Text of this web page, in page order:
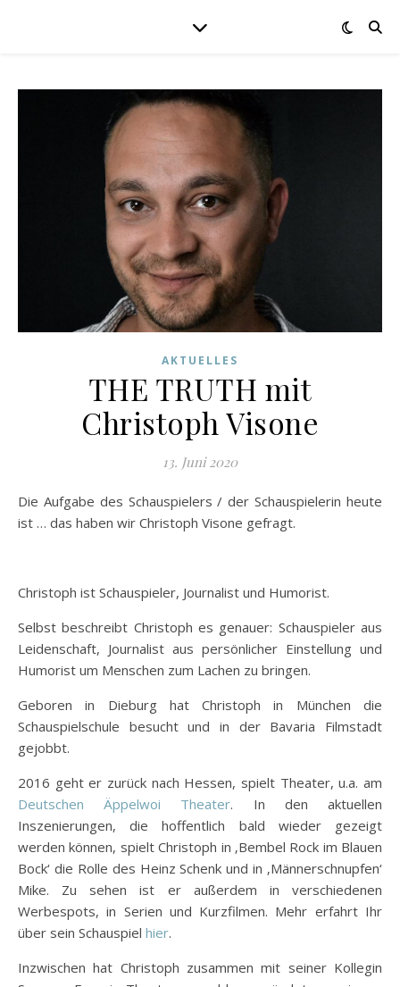
AKTUELLES
THE TRUTH mit
Christoph Visone
13. Juni 2020
Die Aufgabe des Schauspielers / der Schauspielerin heute
ist … das haben wir Christoph Visone gefragt.
Christoph ist Schauspieler, Journalist und Humorist.
Selbst beschreibt Christoph es genauer: Schauspieler aus
Leidenschaft, Journalist aus persönlicher Einstellung und
Humorist um Menschen zum Lachen zu bringen.
Geboren in Dieburg hat Christoph in München die
Schauspielschule besucht und in der Bavaria Filmstadt
gejobbt.
2016 geht er zurück nach Hessen, spielt Theater, u.a. am
Deutschen Äppelwoi Theater. In den aktuellen
Inszenierungen, die hoffentlich bald wieder gezeigt
werden können, spielt Christoph in ‚Bembel Rock im Blauen
Bock‘ die Rolle des Heinz Schenk und in ‚Männerschnupfen‘
Mike. Zu sehen ist er außerdem in verschiedenen
Werbespots, in Serien und Kurzfilmen. Mehr erfahrt Ihr
über sein Schauspiel hier.
Inzwischen hat Christoph zusammen mit seiner Kollegin